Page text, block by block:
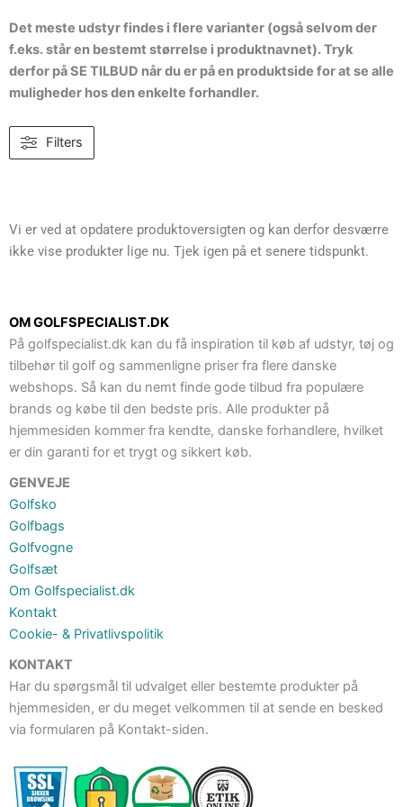
Det meste udstyr findes i flere varianter (også selvom der
f.eks. står en bestemt størrelse i produktnavnet). Tryk
derfor på SE TILBUD når du er på en produktside for at se alle
muligheder hos den enkelte forhandler.
Filters
Vi er ved at opdatere produktoversigten og kan derfor desværre
ikke vise produkter lige nu. Tjek igen på et senere tidspunkt.
OM GOLFSPECIALIST.DK
På golfspecialist.dk kan du få inspiration til køb af udstyr, tøj og
tilbehør til golf og sammenligne priser fra flere danske
webshops. Så kan du nemt finde gode tilbud fra populære
brands og købe til den bedste pris. Alle produkter på
hjemmesiden kommer fra kendte, danske forhandlere, hvilket
er din garanti for et trygt og sikkert køb.
GENVEJE
Golfsko
Golfbags
Golfvogne
Golfsæt
Om Golfspecialist.dk
Kontakt
Cookie- & Privatlivspolitik
KONTAKT
Har du spørgsmål til udvalget eller bestemte produkter på
hjemmesiden, er du meget velkommen til at sende en besked
via formularen på Kontakt-siden.